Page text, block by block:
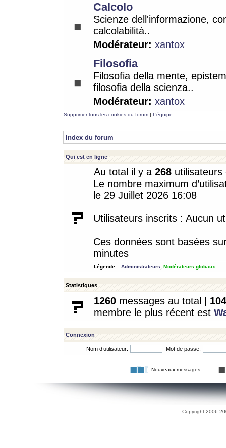
Calcolo
Scienze dell'informazione,
calcolabilità..
Modérateur: xantox
Filosofia
Filosofia della mente,
filosofia della scienza..
Modérateur: xantox
Supprimer tous les cookies du forum | L’équipe
Index du forum
Qui est en ligne
Au total il y a 268
Le nombre maximum
le 29 Juillet 2026 16:08
Utilisateurs inscrits : Aucun
Ces données sont basées
minutes
Légende :: Administrateurs Modérateurs globaux
Statistiques
1260 messages au total | 104
membre le plus récent est
Connexion
Nom d’utilisateur: Mot de passe:
Nouveaux messages
Copyright 2006-